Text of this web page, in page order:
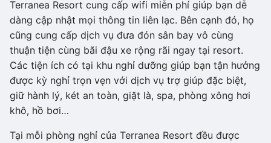
Terranea Resort cung cấp wifi miễn phí giúp bạn dễ
dàng cập nhật mọi thông tin liên lạc. Bên cạnh đó, họ
cũng cung cấp dịch vụ đưa đón sân bay vô cùng
thuận tiện cùng bãi đậu xe rộng rãi ngay tại resort.
Các tiện ích có tại khu nghỉ dưỡng giúp bạn tận hưởng
được kỳ nghỉ trọn vẹn với dịch vụ trợ giúp đặc biệt,
giữ hành lý, két an toàn, giặt là, spa, phòng xông hơi
khô, hồ bơi…
Tại mỗi phòng nghỉ của Terranea Resort đều được